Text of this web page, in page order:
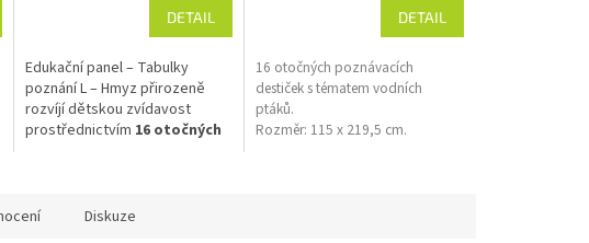
DETAIL
Edukační panel – Tabulky
poznání L – Hmyz přirozeně
rozvíjí dětskou zvídavost
prostřednictvím 16 otočných
venkovní instalaci na dětských
DETAIL
16 otočných poznávacích
destiček s tématem vodních
ptáků.
Rozměr: 115 x 219,5 cm.
Diskuze